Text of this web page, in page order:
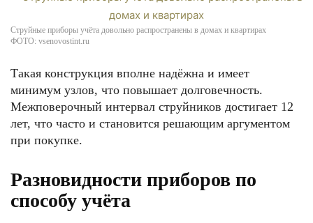
Струйные приборы учёта довольно распространены в домах и квартирах
ФОТО: vsenovostint.ru
Такая конструкция вполне надёжна и имеет
минимум узлов, что повышает долговечность.
Межповерочный интервал струйников достигает 12
лет, что часто и становится решающим аргументом
при покупке.
Разновидности приборов по
способу учёта